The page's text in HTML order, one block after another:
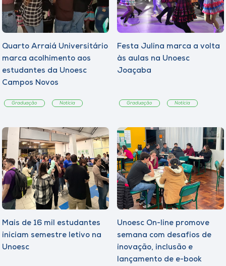
Quarto Arraiá Universitário
marca acolhimento aos
estudantes da Unoesc
Campos Novos
Graduação Notícia
Festa Julina marca a volta
às aulas na Unoesc
Joaçaba
Graduação Notícia
Mais de 16 mil estudantes
iniciam semestre letivo na
Unoesc
Unoesc On-line promove
semana com desafios de
inovação, inclusão e
lançamento de e-book